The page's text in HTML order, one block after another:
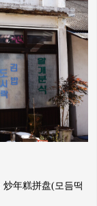
炒年糕拼盘(모듬떡